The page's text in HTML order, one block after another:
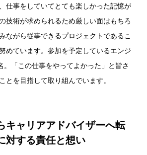
仕事をしていてとても楽しかった記憶が
技術が求められるため厳しい面はもちろ
ながら従事できるプロジェクトであるこ
めています。参加を予定しているエンジ
。「この仕事をやってよかった」と皆さ
とを目指して取り組んでいます。
キャリアアドバイザーへ転
対する責任と想い